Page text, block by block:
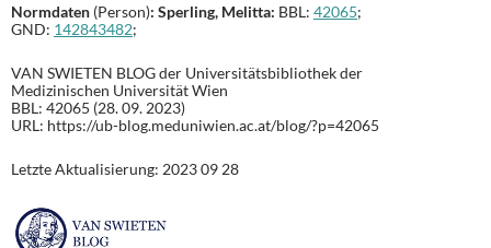
Normdaten (Person): Sperling, Melitta: BBL: 42065;
GND: 142843482;
VAN SWIETEN BLOG der Universitätsbibliothek der
Medizinischen Universität Wien
BBL: 42065 (28. 09. 2023)
URL: https://ub-blog.meduniwien.ac.at/blog/?p=42065
Letzte Aktualisierung: 2023 09 28